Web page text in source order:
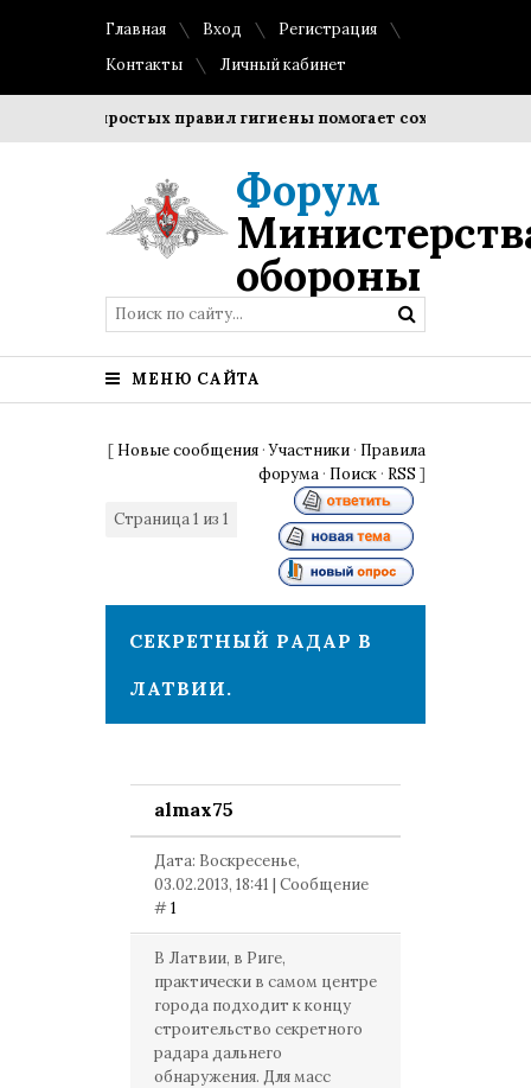
Главная Вход
Регистрация
Контакты
Личный кабинет
простых правил гигиены помогает сохранить
Форум
обороны
МЕНЮ САЙТА
[ Новые сообщения ·Участники · Правила
форума · Поиск · RSS ]
Страница1 из 1
СЕКРЕТНЫЙ РАДАР В
ЛАТВИИ.
almax75
Дата: Воскресенье,
03.02.2013, 18:41 | Сообщение
#1
В Латвии, в Риге,
практически в самом центре
города подходит к концу
строительство секретного
радара дальнего
обнаружения. Для масс